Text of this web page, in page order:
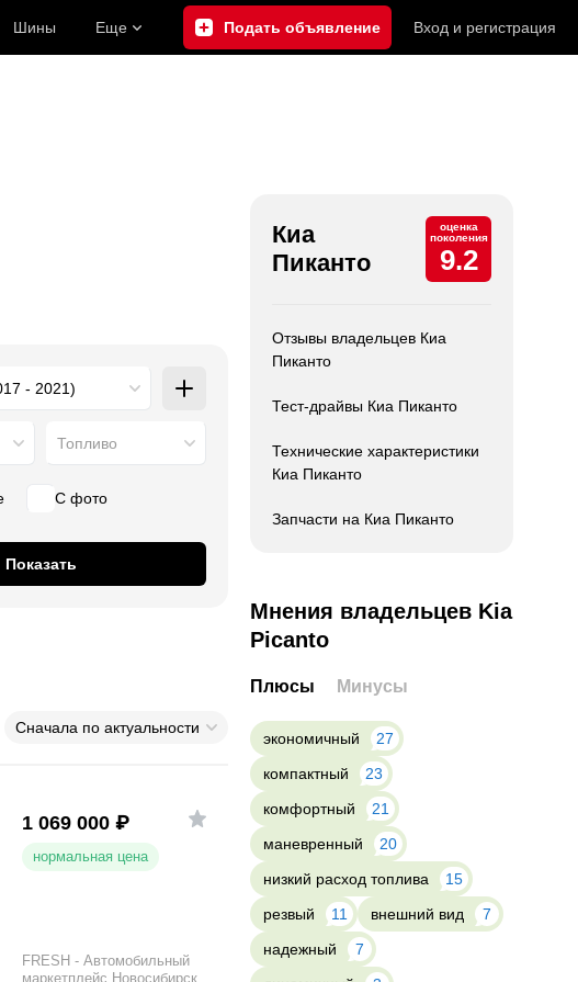
Шины Еще Подать объявление Вход и регистрация
- 2021)
Топливо
С фото
Показать
Сначала по актуальности
1 069 000 ₽
нормальная цена
FRESH - Автомобильный
маркетплейс Новосибирск
Киа
Пиканто
оценка
поколения
9.2
Отзывы владельцев Киа
Пиканто
Тест-драйвы Киа Пиканто
Технические характеристики
Киа Пиканто
Запчасти на Киа Пиканто
Мнения владельцев Kia
Picanto
Плюсы Минусы
экономичный
27
компактный
23
комфортный
21
маневренный
20
низкий расход топлива
15
резвый
11 внешний вид
7
надежный
7